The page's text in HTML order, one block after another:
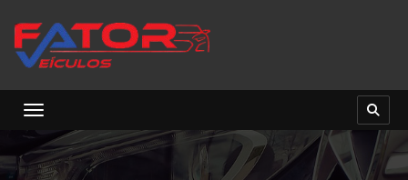
Toggle navigation